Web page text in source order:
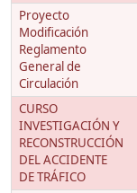
Proyecto
Modificación
Reglamento
General de
Circulación
CURSO
INVESTIGACIÓN Y
RECONSTRUCCIÓN
DEL ACCIDENTE
DE TRÁFICO